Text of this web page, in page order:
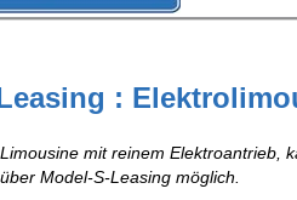
:
mit reinem Elektroantrieb,
Model-S-Leasing möglich.